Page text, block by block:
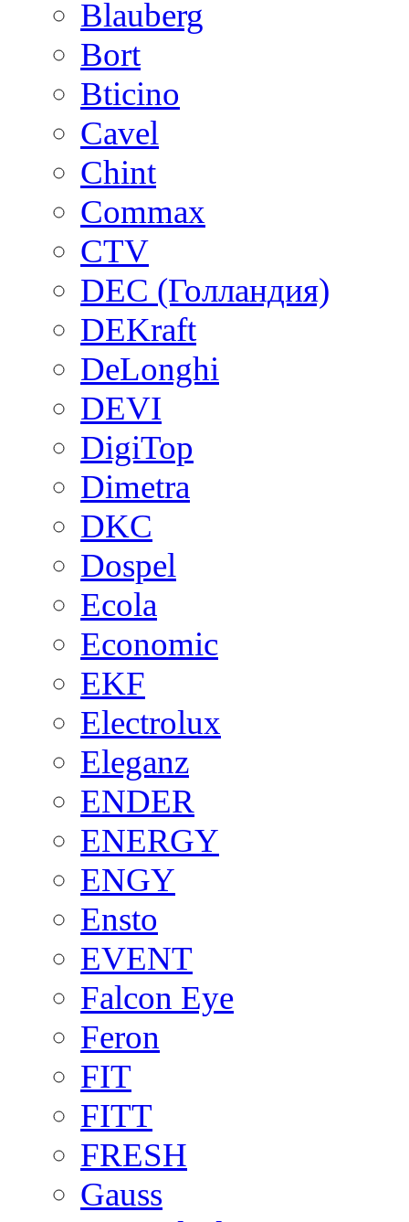
Blauberg
Bort
Bticino
Cavel
Chint
Commax
CTV
DEC (Голландия)
DEKraft
DeLonghi
DEVI
DigiTop
Dimetra
DKC
Dospel
Ecola
Economic
EKF
Electrolux
Eleganz
ENDER
ENERGY
ENGY
Ensto
EVENT
Falcon Eye
Feron
FIT
FITT
FRESH
Gauss